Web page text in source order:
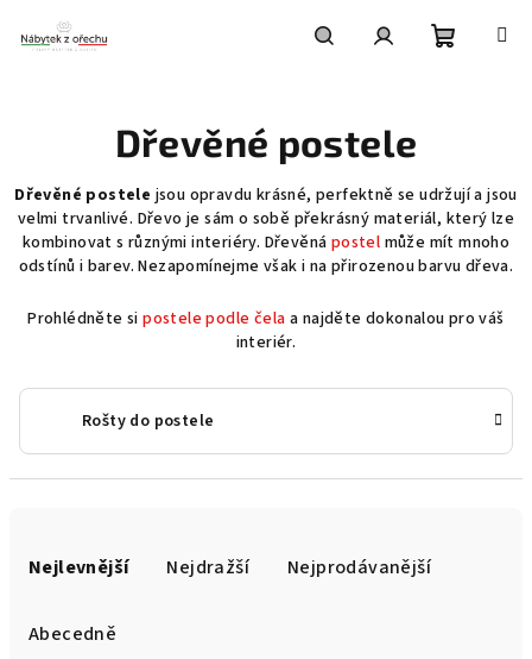
obsah
Dřevěné postele
Dřevěné postele jsou opravdu krásné, perfektně se udržují a jsou
velmi trvanlivé. Dřevo je sám o sobě překrásný materiál, který lze
kombinovat s různými interiéry. Dřevěná postel může mít mnoho
odstínů i barev. Nezapomínejme však i na přirozenou barvu dřeva.
Prohlédněte sipostele podle čela a najděte dokonalou pro váš
interiér.
Rošty do postele
Nejlevnější Nejdražší Nejprodávanější
Abecedně